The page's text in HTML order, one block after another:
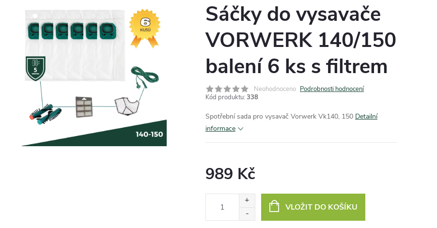
Sáčky do vysavače
VORWERK 140/150
balení 6 ks s filtrem
Neohodnoceno Podrobnosti hodnocení
Kód produktu: 338
Spotřební sada pro vysavač Vorwerk Vk140, 150 Detailní
informace
989 Kč
VLOŽIT DO KOŠÍKU